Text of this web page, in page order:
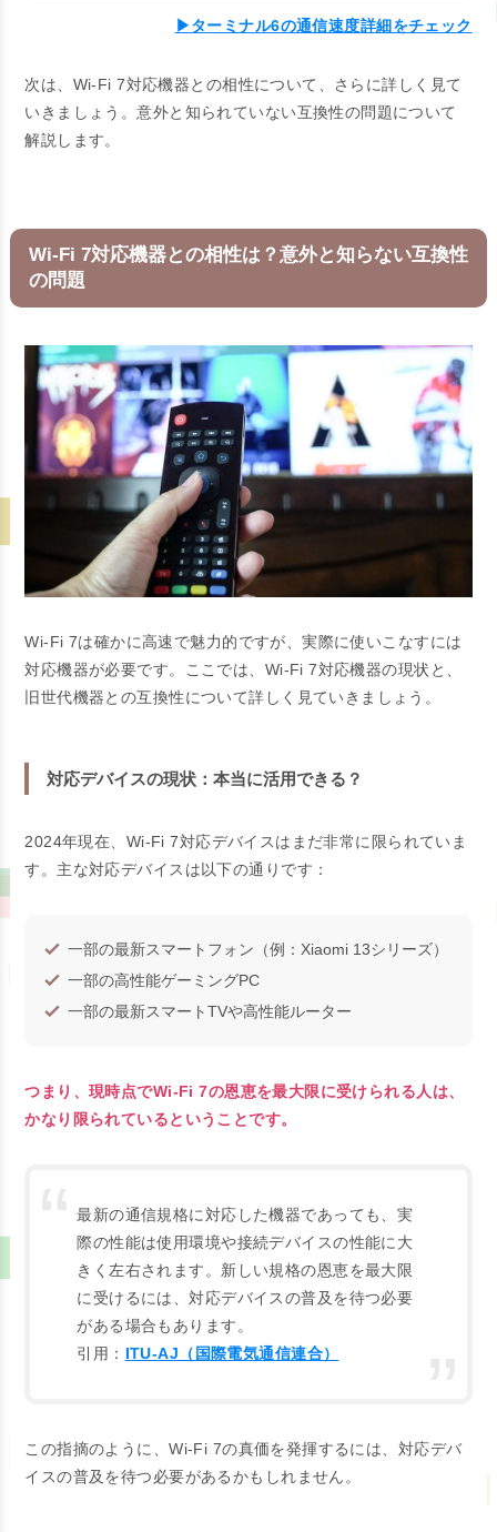
▶ターミナル6の通信速度詳細をチェック
次は、Wi-Fi 7対応機器との相性について、さらに詳しく見て
いきましょう。意外と知られていない互換性の問題について
解説します。
Wi-Fi 7対応機器との相性は？意外と知らない互換性
の問題
Wi-Fi 7は確かに高速で魅力的ですが、実際に使いこなすには
対応機器が必要です。ここでは、Wi-Fi 7対応機器の現状と、
旧世代機器との互換性について詳しく見ていきましょう。
対応デバイスの現状：本当に活用できる？
2024年現在、Wi-Fi 7対応デバイスはまだ非常に限られていま
す。主な対応デバイスは以下の通りです：
一部の最新スマートフォン（例：Xiaomi 13シリーズ）
一部の高性能ゲーミングPC
一部の最新スマートTVや高性能ルーター
つまり、現時点でWi-Fi 7の恩恵を最大限に受けられる人は、
かなり限られているということです。
最新の通信規格に対応した機器であっても、実
際の性能は使用環境や接続デバイスの性能に大
きく左右されます。新しい規格の恩恵を最大限
に受けるには、対応デバイスの普及を待つ必要
がある場合もあります。
引用： ITU-AJ（国際電気通信連合）
この指摘のように、Wi-Fi 7の真価を発揮するには、対応デバ
イスの普及を待つ必要があるかもしれません。